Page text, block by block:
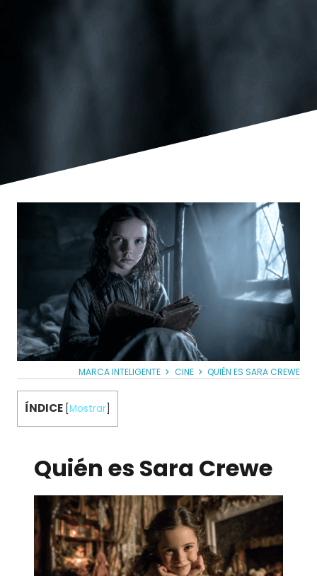
MARCA INTELIGENTE CINE QUIÉN ES SARA CREWE
ÍNDICE Mostrar
Quién es Sara Crewe